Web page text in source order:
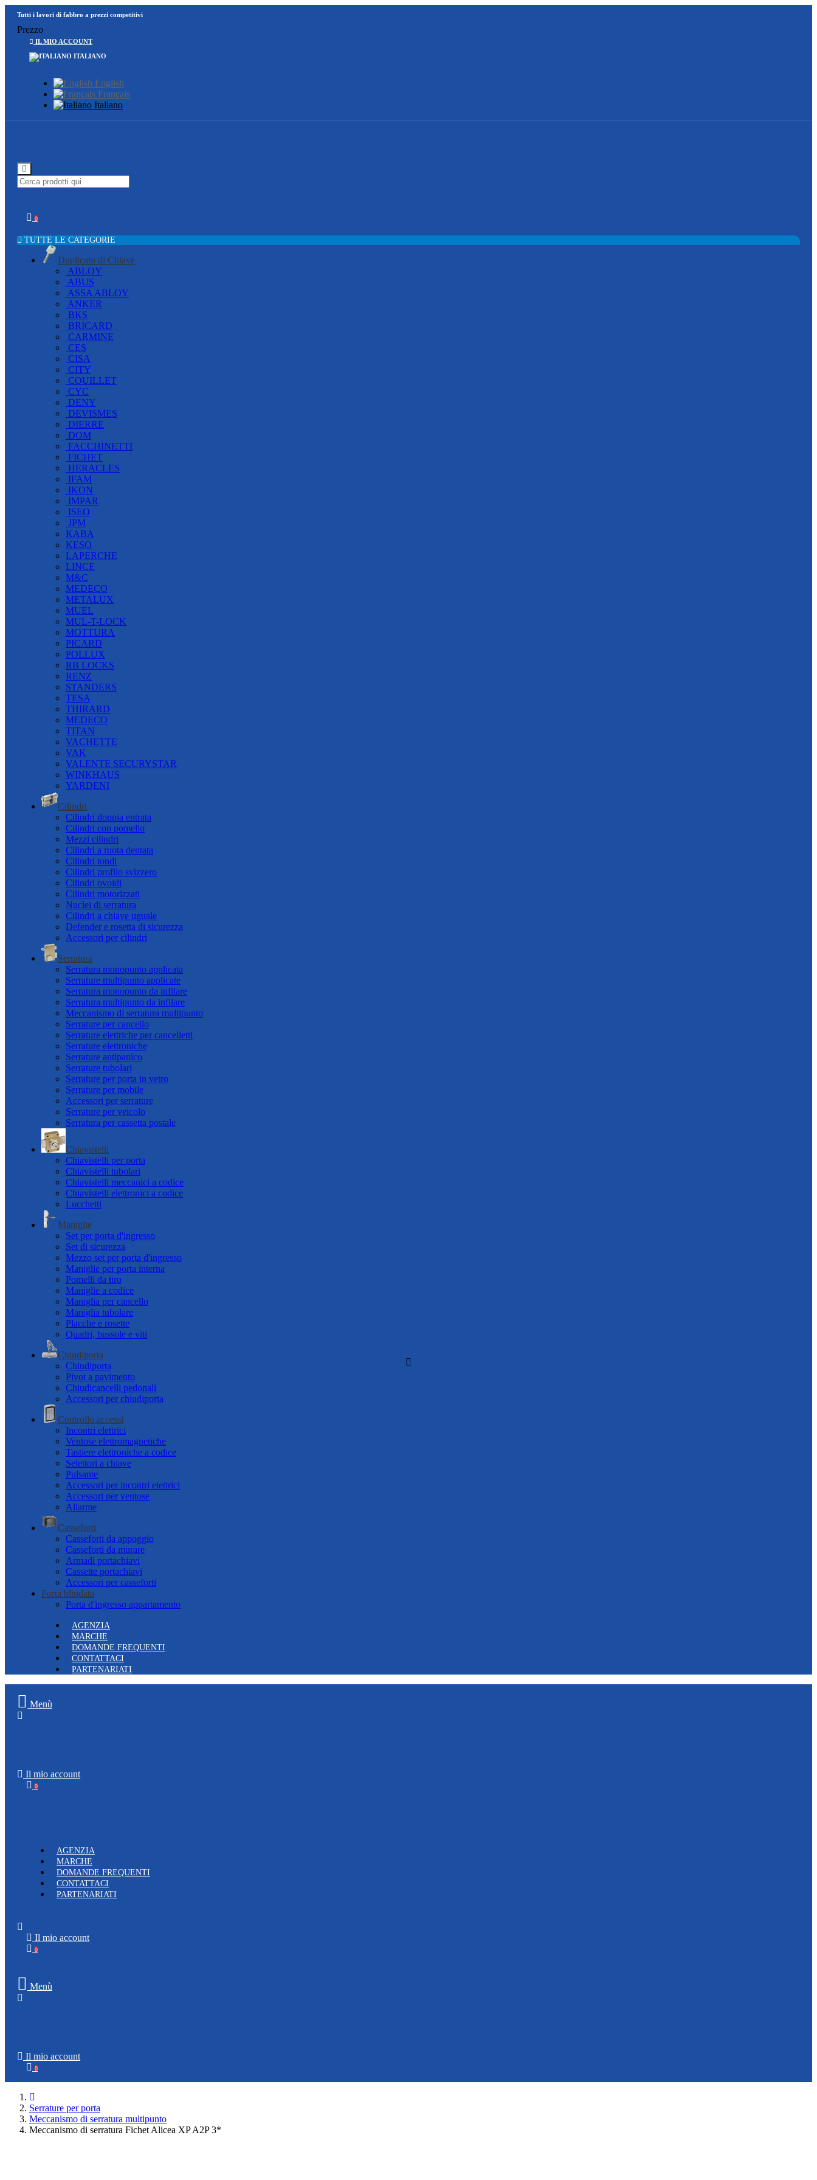
Tutti i lavori di fabbro a prezzi competitivi
Prezzo
IL MIO ACCOUNT
ITALIANO
English
Français
Italiano
0
TUTTE LE CATEGORIE
Duplicato di Chiave
ABLOY
ABUS
ASSA ABLOY
ANKER
BKS
BRICARD
CARMINE
CES
CISA
CITY
COUILLET
CYC
DENY
DEVISMES
DIERRE
DOM
FACCHINETTI
FICHET
HERACLES
IFAM
IKON
IMPAR
ISEO
JPM
KABA
KESO
LAPERCHE
LINCE
M&C
MEDECO
METALUX
MUEL
MUL-T-LOCK
MOTTURA
PICARD
POLLUX
RB LOCKS
RENZ
STANDERS
TESA
THIRARD
MEDECO
TITAN
VACHETTE
VAK
VALENTE SECURYSTAR
WINKHAUS
YARDENI
Cilindri
Cilindri doppia entrata
Cilindri con pomello
Mezzi cilindri
Cilindri a ruota dentata
Cilindri tondi
Cilindri profilo svizzero
Cilindri ovoidi
Cilindri motorizzati
Nuclei di serratura
Cilindri a chiave uguale
Defender e rosetta di sicurezza
Accessori per cilindri
Serratura
Serratura monopunto applicata
Serrature multipunto applicate
Serratura monopunto da infilare
Serratura multipunto da infilare
Meccanismo di serratura multipunto
Serrature per cancello
Serrature elettriche per cancelletti
Serrature elettroniche
Serrature antipanico
Serrature tubolari
Serrature per porta in vetro
Serrature per mobile
Accessori per serrature
Serrature per veicolo
Serratura per cassetta postale
Chiavistelli
Chiavistelli per porta
Chiavistelli tubolari
Chiavistelli meccanici a codice
Chiavistelli elettronici a codice
Lucchetti
Maniglie
Set per porta d'ingresso
Set di sicurezza
Mezzo set per porta d'ingresso
Maniglie per porta interna
Pomelli da tiro
Maniglie a codice
Maniglia per cancello
Maniglia tubolare
Placche e rosette
Quadri, bussole e viti
Chiudiporta
Chiudiporta
Pivot a pavimento
Chiudicancelli pedonali
Accessori per chiudiporta
Controllo accessi
Incontri elettrici
Ventose elettromagnetiche
Tastiere elettroniche a codice
Selettori a chiave
Pulsante
Accessori per incontri elettrici
Accessori per ventose
Allarme
Casseforti
Casseforti da appoggio
Casseforti da murare
Armadi portachiavi
Cassette portachiavi
Accessori per casseforti
Porta blindata
Porta d'ingresso appartamento
AGENZIA
MARCHE
DOMANDE FREQUENTI
CONTATTACI
PARTENARIATI
Menù
Il mio account
0
AGENZIA
MARCHE
DOMANDE FREQUENTI
CONTATTACI
PARTENARIATI
Il mio account
0
Menù
Il mio account
0
Serrature per porta
Meccanismo di serratura multipunto
Meccanismo di serratura Fichet Alicea XP A2P 3*